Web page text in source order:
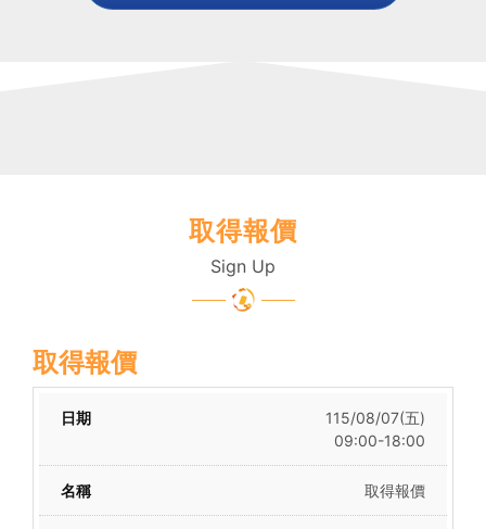
取得報價
Sign Up
取得報價
115/08/07(五)
09:00-18:00
取得報價